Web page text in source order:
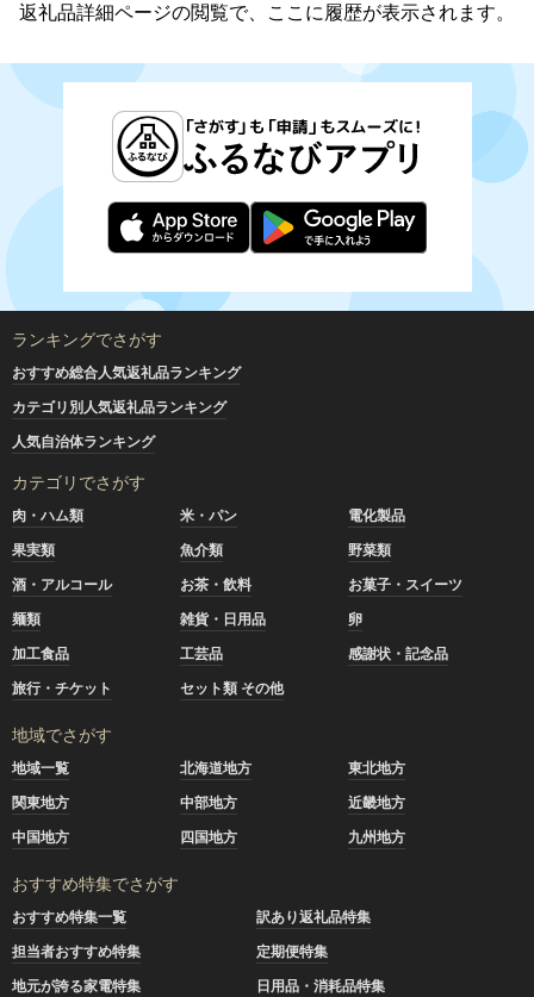
返礼品詳細ページの閲覧で、ここに履歴が表示されます。
ランキングでさがす
おすすめ総合人気返礼品ランキング
カテゴリ別人気返礼品ランキング
人気自治体ランキング
カテゴリでさがす
肉・ハム類 米・パン
電化製品
果実類
魚介類
野菜類
酒・アルコール
お茶・飲料
お菓子・スイーツ
麺類
雑貨・日用品
卵
加工食品
工芸品
感謝状・記念品
旅行・チケット
セット類 その他
地域でさがす
地域一覧 北海道地方
東北地方
関東地方
中部地方
近畿地方
中国地方
四国地方 九州地方
おすすめ特集でさがす
おすすめ特集一覧
訳あり返礼品特集
担当者おすすめ特集
定期便特集
地元が誇る家電特集
日用品・消耗品特集